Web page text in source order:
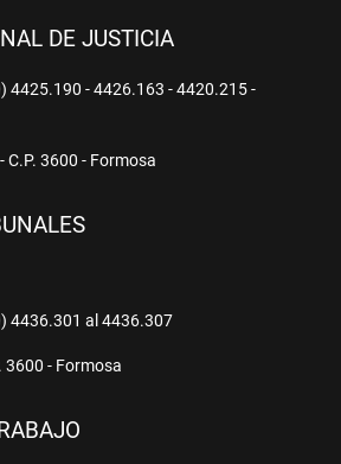
DE JUSTICIA
4425.190 - 4426.163 - 4420.215 -
C.P. 3600 - Formosa
4436.301 al 4436.307
3600 - Formosa